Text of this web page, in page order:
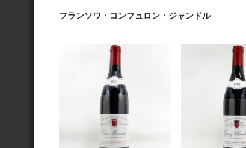
フランソワ・コンフュロン・ジャンドル